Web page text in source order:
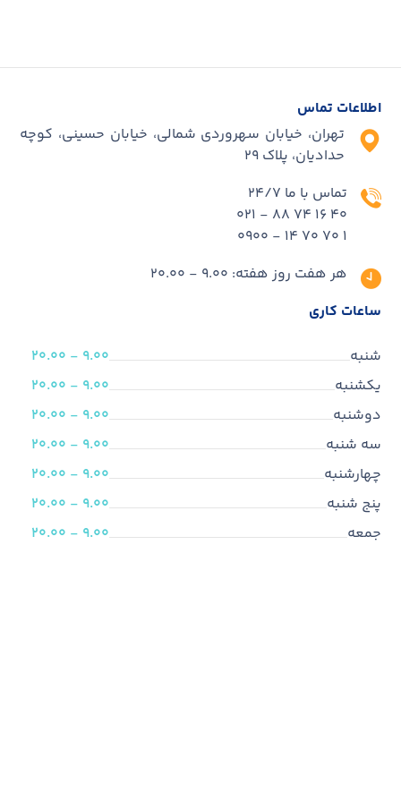
اطلاعات تماس
تهران، خیابان سهروردی شمالی، خیابان حسینی، کوچه
حدادیان، پلاک ۲۹
تماس با ما 24/7
40 16 74 88 - 021
1 70 70 14 - 0900
هر هفت روز هفته: 9.00 - 20.00
ساعات کاری
شنبه
9.00 - 20.00
یکشنبه
9.00 - 20.00
دوشنبه
9.00 - 20.00
سه شنبه
9.00 - 20.00
چهارشنبه
9.00 - 20.00
پنج شنبه
9.00 - 20.00
جمعه
9.00 - 20.00